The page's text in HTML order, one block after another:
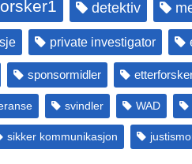
detektiv
private investigator
sponsormidler
svindler WAD
sikker kommunikasjon